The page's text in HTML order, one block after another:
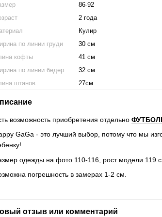
86-92
2 года
Кулир
по линии груди
30 см
кофты
41 см
по линии бедер
32 см
штанов
27см
возможность приобретения отдельно
GaGa - это лучший выбор, потому что мы
одежды на фото 110-116, рост модели 119
погрешность в замерах 1-2 см.
отзыв или комментарий